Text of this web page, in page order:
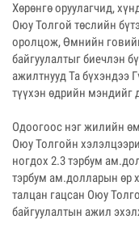
Хөрөнгө оруулагчид,
Оюу Толгой төслийн
оролцож, Өмнийн
байгуулалтыг биечлэн
ажилтнууд Та бүхэндээ
түүхэн өдрийн мэндийг
Одоогоос нэг жилийн
Оюу Толгойн
ногдох 2.3 тэрбум
тэрбум ам.долларын өр
талцан гацсан Оюу
байгуулалтын ажил